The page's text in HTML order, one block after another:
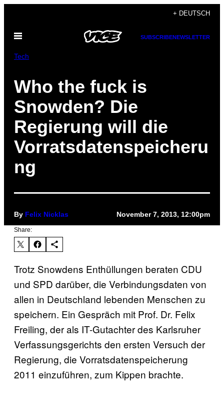
content
+ DEUTSCH
Open
SUBSCRIBENEWSLETTER
Tech
Who the fuck is
Snowden? Die
Regierung will die
Vorratsdatenspeicheru
ng
By Felix Nicklas November 7, 2013, 12:00pm
Share:
Trotz Snowdens Enthüllungen beraten CDU
und SPD darüber, die Verbindungsdaten von
allen in Deutschland lebenden Menschen zu
speichern. Ein Gespräch mit Prof. Dr. Felix
Freiling, der als IT-Gutachter des Karlsruher
Verfassungsgerichts den ersten Versuch der
Regierung, die Vorratsdatenspeicherung
2011 einzuführen, zum Kippen brachte.